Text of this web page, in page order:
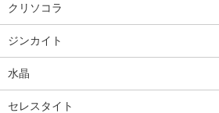
クリソコラ
ジンカイト
水晶
セレスタイト